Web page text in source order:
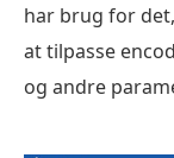
har brug for
at tilpasse
og andre